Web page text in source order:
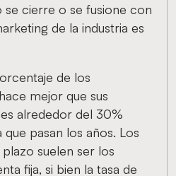
cierre o se fusione con
de la industria es
de los
mejor que sus
alrededor del 30%
pasan los años. Los
suelen ser los
fija, si bien la tasa de